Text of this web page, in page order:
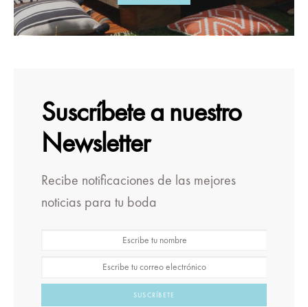
Suscríbete a nuestro
Newsletter
Recibe notificaciones de las mejores
noticias para tu boda
SUSCRÍBETE